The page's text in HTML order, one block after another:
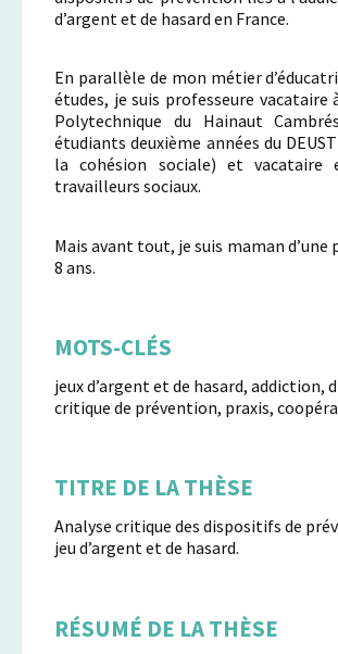
d’argent et de hasard en France.
En parallèle de mon métier
études, je suis professeure vacataire
Polytechnique du Hainaut
étudiants deuxième années du
la cohésion sociale) et vacataire
travailleurs sociaux.
Mais avant tout, je suis maman
8 ans.
MOTS-CLÉS
jeux d’argent et de hasard, addiction,
critique de prévention, praxis,
TITRE DE LA THÈSE
Analyse critique des dispositifs de
jeu d’argent et de hasard.
RÉSUMÉ DE LA THÈSE